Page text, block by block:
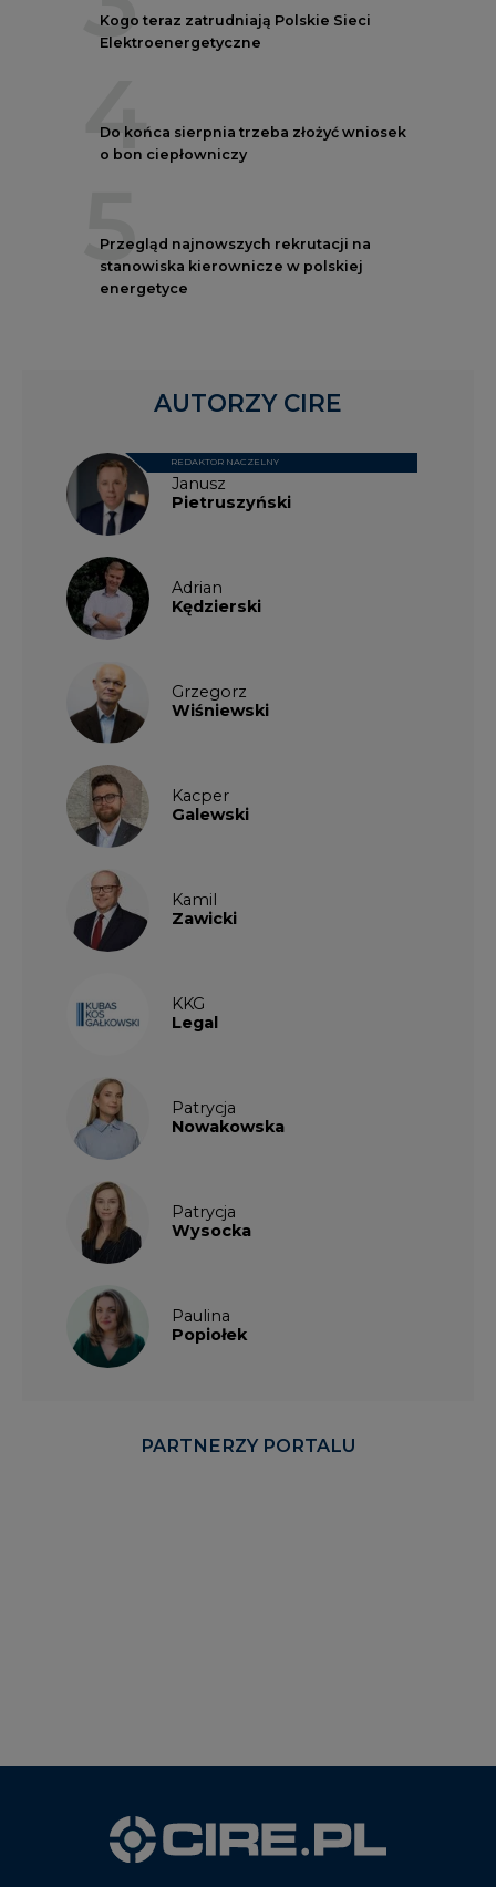
Kogo teraz zatrudniają Polskie Sieci
Elektroenergetyczne
4
Do końca sierpnia trzeba złożyć wniosek
o bon ciepłowniczy
5
Przegląd najnowszych rekrutacji na
stanowiska kierownicze w polskiej
energetyce
Janusz
Pietruszyński
REDAKTOR NACZELNY
Adrian
Kędzierski
Grzegorz
Wiśniewski
Kacper
Galewski
Kamil
Zawicki
KKG
Legal
Patrycja
Nowakowska
Patrycja
Wysocka
Paulina
Popiołek
AUTORZY CIRE
PARTNERZY PORTALU